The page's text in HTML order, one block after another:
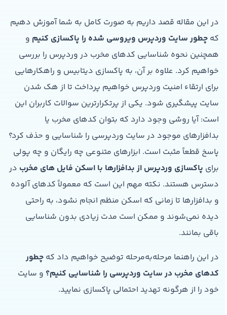
در این مقاله قصد داریم به صورت کامل به شما آموزش دهیم
که چطور سایت وردپرس ویروسی شده را پاکسازی کنیمو
همچنین نحوه شناسایی کدهای مخرب در وردپرس را بررسی
خواهیم کرد. علاوه بر آن، به پاکسازی دیتابیس و راهکارهایی
برای ارتقاء امنیت وردپرس خواهیم پرداخت تا از هک شدن
سایت پیشگیری شود. یکی از پرتکرارترین سوالات کاربران این
است: آیا روشی وجود دارد که بتوان کدهای مخرب یا
بدافزارهای موجود در سایت وردپرسی را شناسایی و حذف کرد؟
پاسخ قطعاً مثبت است. ابزارهای متنوعی چه رایگان و چه پولی
برای پاکسازی وردپرس از بدافزارها با اسکن فایل های مخربدر
دسترس هستند. نکته مهم این است که معمولاً کدهای آلوده
و بدافزارها تا زمانی که اسکن منظم انجام نشود، به راحتی
دیده نمی‌شوند و ممکن است مدت زیادی بدون شناسایی
باقی بمانند.
در این راهنما مرحله‌به‌مرحله توضیح خواهیم داد که چطور
کدهای مخرب در سایت وردپرسی را شناسایی کنیم؟و سایت
خود را از هرگونه تهدید احتمالی پاکسازی نمایید.